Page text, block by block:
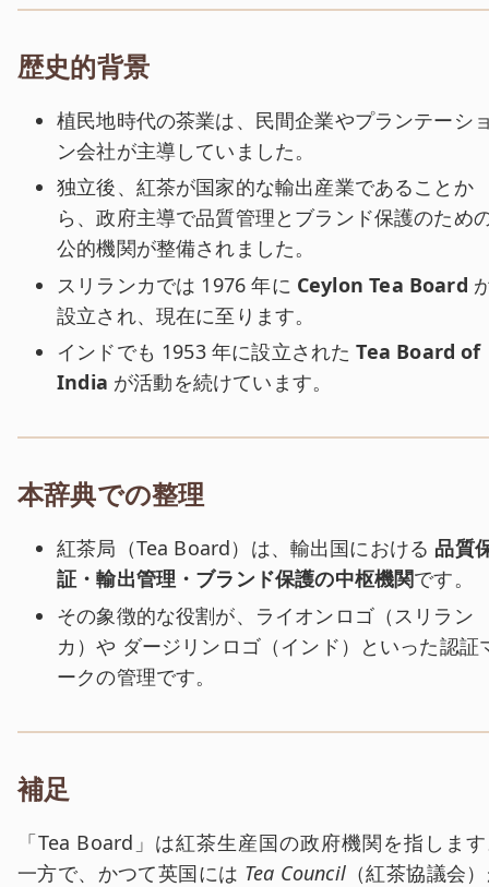
歴史的背景
植民地時代の茶業は、民間企業やプランテーシ
ン会社が主導していました。
独立後、紅茶が国家的な輸出産業であることか
ら、政府主導で品質管理とブランド保護のため
公的機関が整備されました。
スリランカでは 1976 年に Ceylon Tea Board
設立され、現在に至ります。
インドでも 1953 年に設立されたTea Board of
India が活動を続けています。
本辞典での整理
紅茶局（Tea Board）は、輸出国における 品質
証・輸出管理・ブランド保護の中枢機関です。
その象徴的な役割が、ライオンロゴ（スリラン
カ）や ダージリンロゴ（インド）といった認証
ークの管理です。
補足
「Tea Board」は紅茶生産国の政府機関を指しま
一方で、かつて英国には Tea Council（紅茶協議会